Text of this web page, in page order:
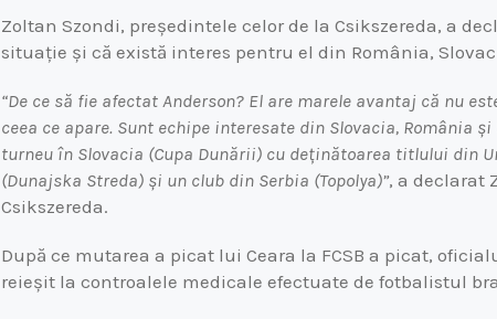
Zoltan Szondi, președintele celor de la Csikszereda, a
situație și că există interes pentru el din România,
“De ce să fie afectat Anderson? El are marele avantaj că nu
ceea ce apare. Sunt echipe interesate din Slovacia, România
turneu în Slovacia (Cupa Dunării) cu deținătoarea titlului din
(Dunajska Streda) și un club din Serbia (Topolya)”, a declarat
Csikszereda.
După ce mutarea a picat lui Ceara la FCSB a picat,
reieșit la controalele medicale efectuate de fotbalistul